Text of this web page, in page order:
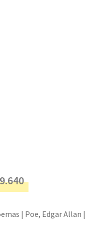
| Poe, Edgar Allan |